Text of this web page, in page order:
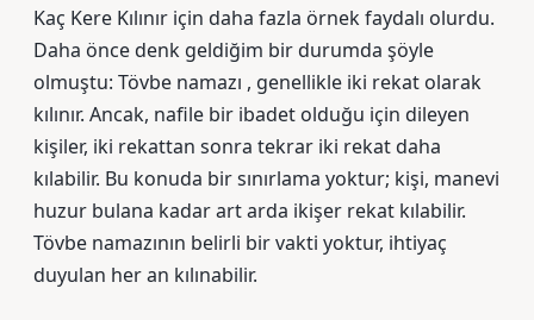
Kaç Kere Kılınır için daha fazla örnek faydalı olurdu.
Daha önce denk geldiğim bir durumda şöyle
olmuştu: Tövbe namazı , genellikle iki rekat olarak
kılınır. Ancak, nafile bir ibadet olduğu için dileyen
kişiler, iki rekattan sonra tekrar iki rekat daha
kılabilir. Bu konuda bir sınırlama yoktur; kişi, manevi
huzur bulana kadar art arda ikişer rekat kılabilir.
Tövbe namazının belirli bir vakti yoktur, ihtiyaç
duyulan her an kılınabilir.